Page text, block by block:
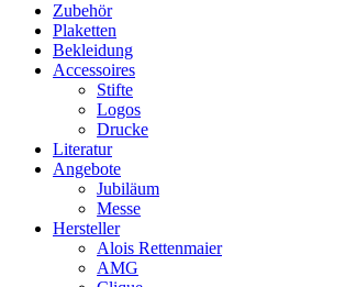
Zubehör
Plaketten
Bekleidung
Accessoires
Stifte
Logos
Drucke
Literatur
Angebote
Jubiläum
Messe
Hersteller
Alois Rettenmaier
AMG